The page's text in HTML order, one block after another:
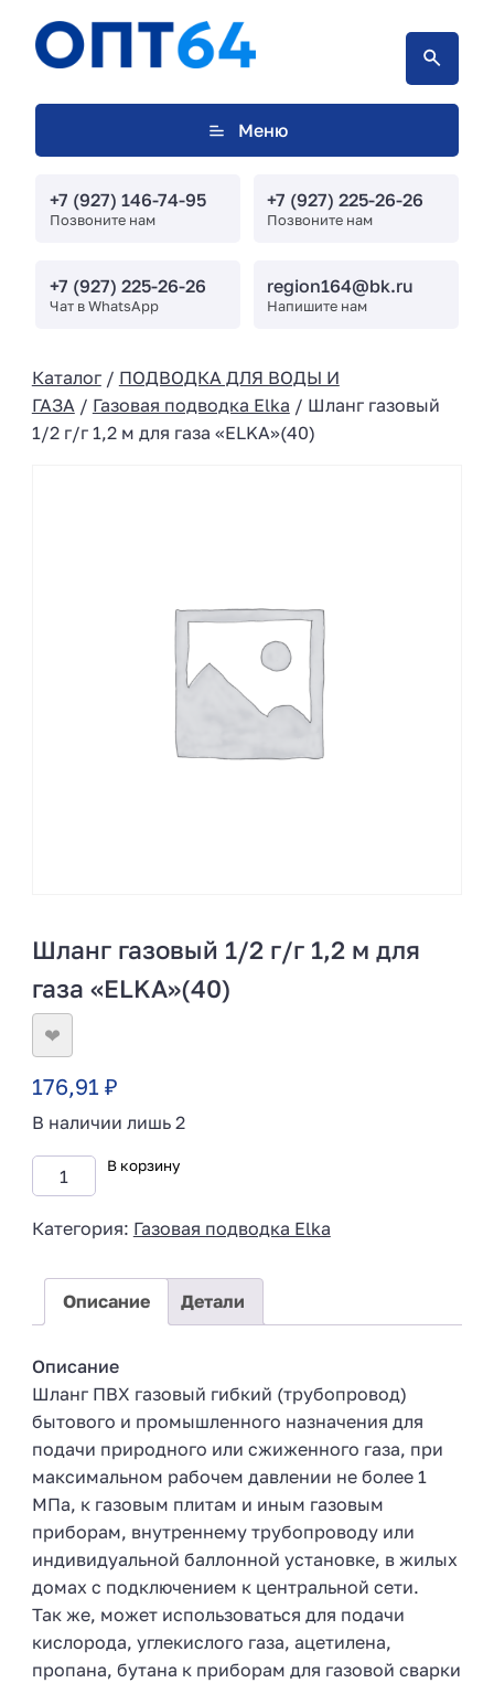
Меню
+7 (927) 146-74-95
Позвоните нам
+7 (927) 225-26-26
Позвоните нам
+7 (927) 225-26-26
Чат в WhatsApp
region164@bk.ru
Напишите нам
Каталог/ ПОДВОДКА ДЛЯ ВОДЫ И
ГАЗА / Газовая подводка Elka / Шланг газовый
1/2 г/г 1,2 м для газа «ELKA»(40)
Шланг газовый 1/2 г/г 1,2 м для
газа «ELKA»(40)
❤
176,91 ₽
В наличии лишь 2
В корзину
Категория: Газовая подводка Elka
Описание Детали
Описание
Шланг ПВХ газовый гибкий (трубопровод)
бытового и промышленного назначения для
подачи природного или сжиженного газа, при
максимальном рабочем давлении не более 1
МПа, к газовым плитам и иным газовым
приборам, внутреннему трубопроводу или
индивидуальной баллонной установке, в жилых
домах с подключением к центральной сети.
Так же, может использоваться для подачи
кислорода, углекислого газа, ацетилена,
пропана, бутана к приборам для газовой сварки